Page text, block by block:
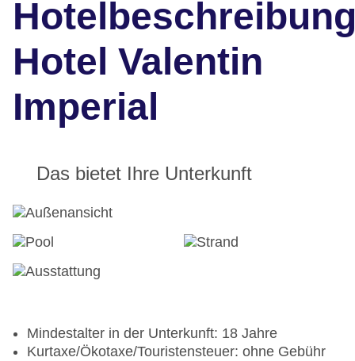
Hotel Valentin
Imperial
Das bietet Ihre Unterkunft
Mindestalter in der Unterkunft: 18 Jahre
Kurtaxe/Ökotaxe/Touristensteuer: ohne Gebühr